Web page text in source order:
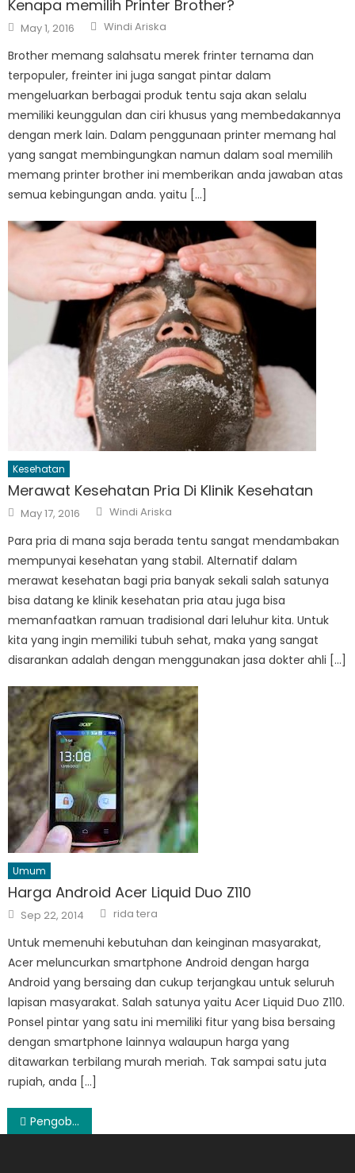
Kenapa memilih Printer Brother?
Posted
on
May 1, 2016 Author
Windi Ariska
Brother memang salahsatu merek frinter ternama dan
terpopuler, freinter ini juga sangat pintar dalam
mengeluarkan berbagai produk tentu saja akan selalu
memiliki keunggulan dan ciri khusus yang membedakannya
dengan merk lain. Dalam penggunaan printer memang hal
yang sangat membingungkan namun dalam soal memilih
memang printer brother ini memberikan anda jawaban atas
semua kebingungan anda. yaitu […]
Kesehatan
Merawat Kesehatan Pria Di Klinik Kesehatan
Posted
on
May 17, 2016 Author
Windi Ariska
Para pria di mana saja berada tentu sangat mendambakan
mempunyai kesehatan yang stabil. Alternatif dalam
merawat kesehatan bagi pria banyak sekali salah satunya
bisa datang ke klinik kesehatan pria atau juga bisa
memanfaatkan ramuan tradisional dari leluhur kita. Untuk
kita yang ingin memiliki tubuh sehat, maka yang sangat
disarankan adalah dengan menggunakan jasa dokter ahli […]
Umum
Harga Android Acer Liquid Duo Z110
Posted
on
Sep 22, 2014 Author
rida tera
Untuk memenuhi kebutuhan dan keinginan masyarakat,
Acer meluncurkan smartphone Android dengan harga
Android yang bersaing dan cukup terjangkau untuk seluruh
lapisan masyarakat. Salah satunya yaitu Acer Liquid Duo Z110.
Ponsel pintar yang satu ini memiliki fitur yang bisa bersaing
dengan smartphone lainnya walaupun harga yang
ditawarkan terbilang murah meriah. Tak sampai satu juta
rupiah, anda […]
Post
Pengobatan Tulang Belakang di Kawasan Jakarta